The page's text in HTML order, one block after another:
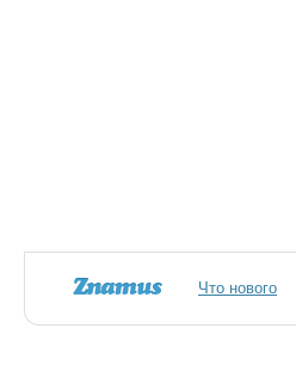
Что нового